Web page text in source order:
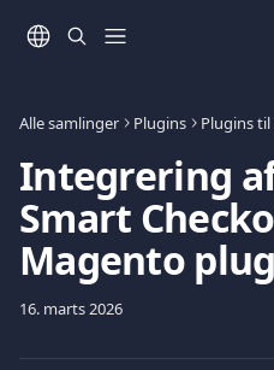
Alle samlinger Plugins Plugins
Integrering
Smart
Magento
16. marts 2026